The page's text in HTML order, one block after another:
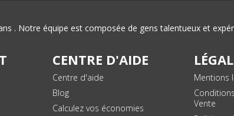
. Notre équipe est composée de gens talentueux et
CENTRE D'AIDE
Centre d'aide
Blog
Calculez vos économies
LÉGAL
Mentions
Vente